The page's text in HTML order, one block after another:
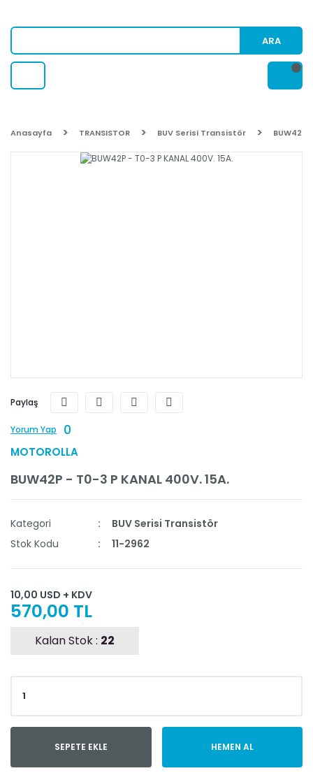
ARA
Anasayfa TRANSISTOR BUV Serisi Transistör BUW42P
Paylaş
Yorum Yap 0
MOTOROLLA
BUW42P - T0-3 P KANAL 400V. 15A.
Kategori
BUV Serisi Transistör
Stok Kodu
11-2962
10,00 USD + KDV
570,00 TL
Kalan Stok : 22
SEPETE EKLE HEMEN AL